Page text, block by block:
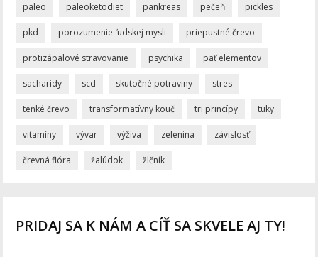
paleo paleoketodiet pankreas pečeň pickles
pkd porozumenie ľudskej mysli priepustné črevo
protizápalové stravovanie psychika päť elementov
sacharidy scd skutočné potraviny stres
tenké črevo transformatívny kouč tri princípy tuky
vitamíny vývar výživa zelenina závislosť
črevná flóra žalúdok žlčník
PRIDAJ SA K NÁM A CÍŤ SA SKVELE AJ TY!